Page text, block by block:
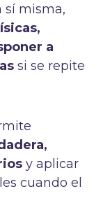
sí misma,
a
si se repite
y aplicar
cuando el